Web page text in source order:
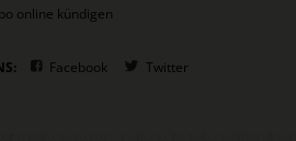
online kündigen
Facebook Twitter